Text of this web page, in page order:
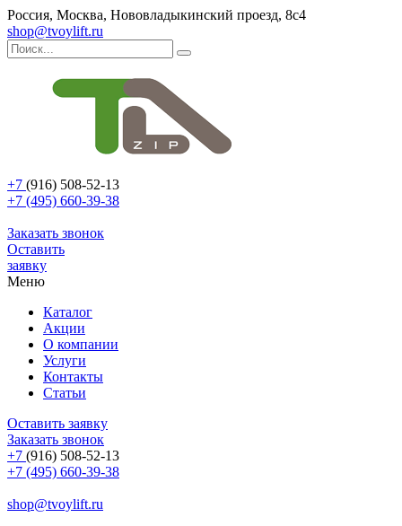
Россия, Москва, Нововладыкинский проезд, 8с4
shop@tvoylift.ru
+7 (916) 508-52-13
+7 (495) 660-39-38
Заказать звонок
Оставить
заявку
Меню
Каталог
Акции
О компании
Услуги
Контакты
Статьи
Оставить заявку
Заказать звонок
+7 (916) 508-52-13
+7 (495) 660-39-38
shop@tvoylift.ru